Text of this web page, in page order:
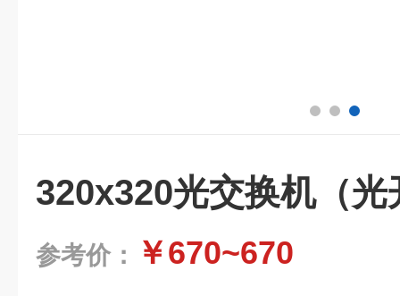
320x320光交换机（光
参考价： ￥670~670